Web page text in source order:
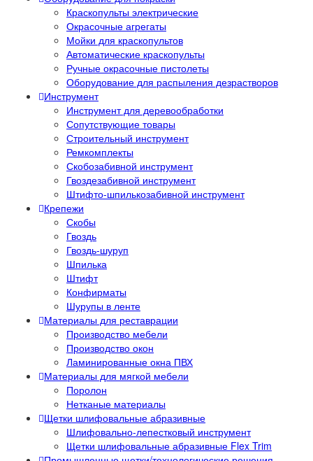
Краскопульты электрические
Окрасочные агрегаты
Мойки для краскопультов
Автоматические краскопульты
Ручные окрасочные пистолеты
Оборудование для распыления дезрастворов
Инструмент
Инструмент для деревообработки
Сопутствующие товары
Строительный инструмент
Ремкомплекты
Скобозабивной инструмент
Гвоздезабивной инструмент
Штифто-шпилькозабивной инструмент
Крепежи
Скобы
Гвоздь
Гвоздь-шуруп
Шпилька
Штифт
Конфирматы
Шурупы в ленте
Материалы для реставрации
Производство мебели
Производство окон
Ламинированные окна ПВХ
Материалы для мягкой мебели
Поролон
Нетканые материалы
Щетки шлифовальные абразивные
Шлифовально-лепестковый инструмент
Щетки шлифовальные абразивные Flex Trim